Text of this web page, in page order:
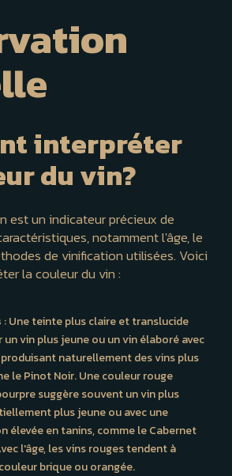
interpréter
du vin?
est un indicateur précieux de
notamment l'âge, le
de vinification utilisées. Voici
la couleur du vin :
: Une teinte plus claire et translucide
vin plus jeune ou un vin élaboré avec
naturellement des vins plus
le Pinot Noir. Une couleur rouge
suggère souvent un vin plus
plus jeune ou avec une
élevée en tanins, comme le Cabernet
l'âge, les vins rouges tendent à
brique ou orangée.